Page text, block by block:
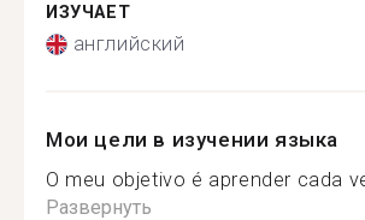
ИЗУЧАЕТ
английский
Мои цели в изучении языка
O meu objetivo é aprender cada
Развернуть